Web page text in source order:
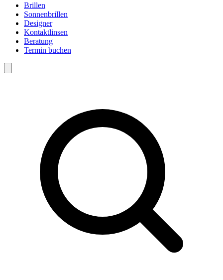
Brillen
Sonnenbrillen
Designer
Kontaktlinsen
Beratung
Termin buchen